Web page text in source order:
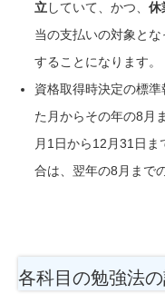
立していて、かつ、休
当の支払いの対象と
することになります。
資格取得時決定の標
た月からその年の8月
月1日から12月31日
合は、 翌年の8月まで
各科目の勉強法